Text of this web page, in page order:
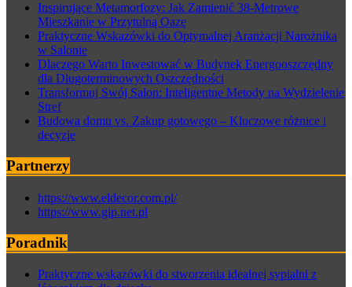
Inspirujące Metamorfozy: Jak Zamienić 38-Metrowe
Mieszkanie w Przytulną Oazę
Praktyczne Wskazówki do Optymalnej Aranżacji Narożnika
w Salonie
Dlaczego Warto Inwestować w Budynek Energooszczędny
dla Długoterminowych Oszczędności
Transformuj Swój Salon: Inteligentne Metody na Wydzielenie
Stref
Budowa domu vs. Zakup gotowego – Kluczowe różnice i
decyzje
Partnerzy
https://www.eldecor.com.pl/
https://www.gip.net.pl
Poradnik
Praktyczne wskazówki do stworzenia idealnej sypialni z